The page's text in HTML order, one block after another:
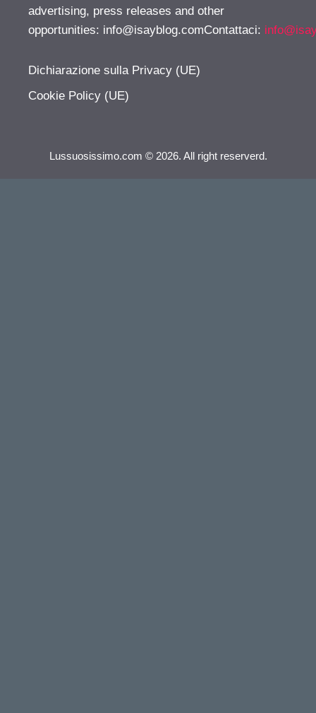
advertising, press releases and other
opportunities: info@isayblog.comContattaci:
Dichiarazione sulla Privacy (UE)
Cookie Policy (UE)
Lussuosissimo.com © 2026. All right reserverd.